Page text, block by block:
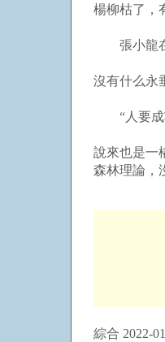
楊柳枯了，
張小龍在
沒有什么永
“人要成
說來也是一
森林理論，
綜合 2022-